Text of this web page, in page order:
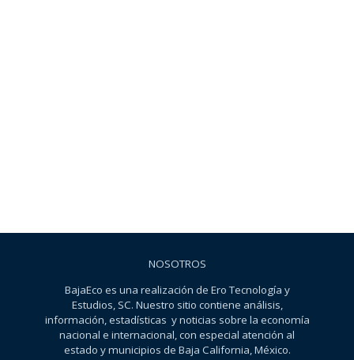
NOSOTROS
BajaEco es una realización de Ero Tecnología y
Estudios, SC. Nuestro sitio contiene análisis,
información, estadísticas y noticias sobre la economía
nacional e internacional, con especial atención al
estado y municipios de Baja California, México.